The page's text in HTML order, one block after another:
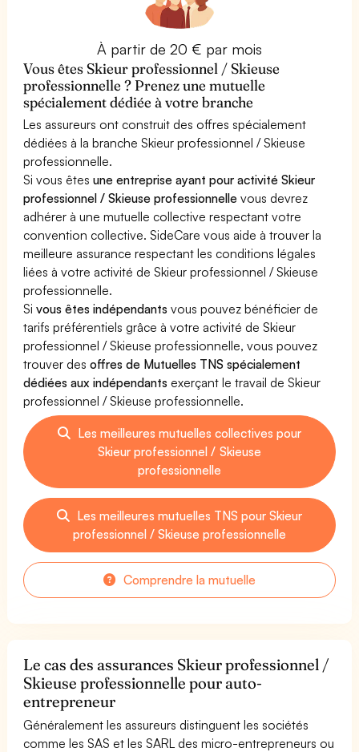
À partir de 20 € par mois
Vous êtes Skieur professionnel / Skieuse
professionnelle ? Prenez une mutuelle
spécialement dédiée à votre branche
Les assureurs ont construit des offres spécialement
dédiées à la branche Skieur professionnel / Skieuse
professionnelle.
Si vous êtesune entreprise ayant pour activité Skieur
professionnel / Skieuse professionnelle vous devrez
adhérer à une mutuelle collective respectant votre
convention collective. SideCare vous aide à trouver la
meilleure assurance respectant les conditions légales
liées à votre activité de Skieur professionnel / Skieuse
professionnelle.
Sivous êtes indépendants vous pouvez bénéficier de
tarifs préférentiels grâce à votre activité de Skieur
professionnel / Skieuse professionnelle, vous pouvez
trouver desoffres de Mutuelles TNS spécialement
dédiées aux indépendants exerçant le travail de Skieur
professionnel / Skieuse professionnelle.
Les meilleures mutuelles collectives pour
Skieur professionnel / Skieuse
professionnelle
Les meilleures mutuelles TNS pour Skieur
professionnel / Skieuse professionnelle
Comprendre la mutuelle
Le cas des assurances Skieur professionnel /
Skieuse professionnelle pour auto-
entrepreneur
Généralement les assureurs distinguent les sociétés
comme les SAS et les SARL des micro-entrepreneurs ou